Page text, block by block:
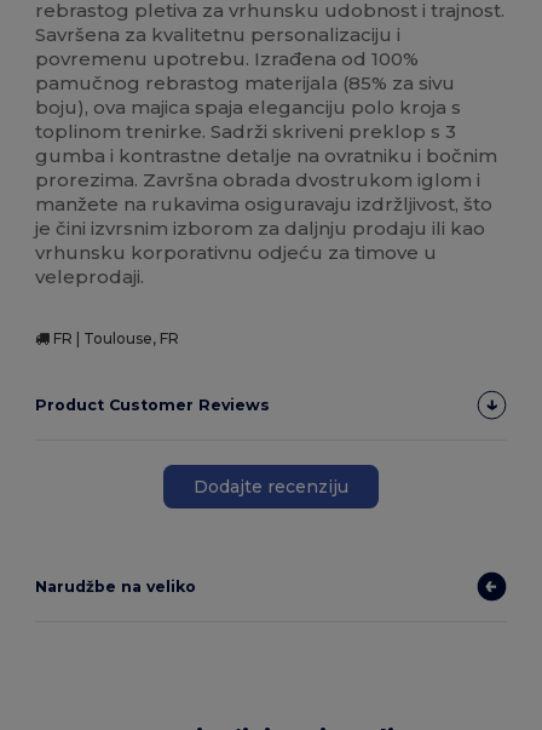
rebrastog pletiva za vrhunsku udobnost i trajnost.
Savršena za kvalitetnu personalizaciju i
povremenu upotrebu. Izrađena od 100%
pamučnog rebrastog materijala (85% za sivu
boju), ova majica spaja eleganciju polo kroja s
toplinom trenirke. Sadrži skriveni preklop s 3
gumba i kontrastne detalje na ovratniku i bočnim
prorezima. Završna obrada dvostrukom iglom i
manžete na rukavima osiguravaju izdržljivost, što
je čini izvrsnim izborom za daljnju prodaju ili kao
vrhunsku korporativnu odjeću za timove u
veleprodaji.
FR | Toulouse, FR
Product Customer Reviews
Dodajte recenziju
Narudžbe na veliko